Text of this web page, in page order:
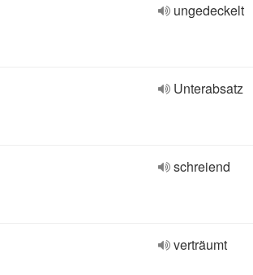
ungedeckelt
Unterabsatz
schreiend
verträumt